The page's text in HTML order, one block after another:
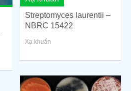
Streptomyces laurentii –
NBRC 15422
Xạ khuẩn